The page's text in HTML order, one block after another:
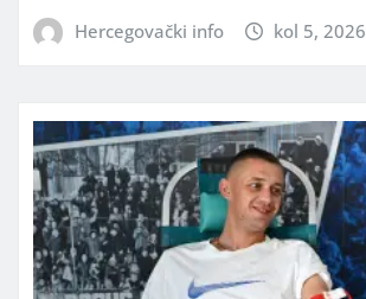
Hercegovački info kol 5, 2026